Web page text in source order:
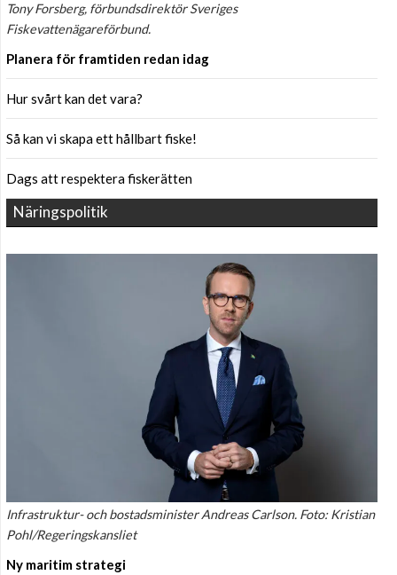
Tony Forsberg, förbundsdirektör Sveriges
Fiskevattenägareförbund.
Planera för framtiden redan idag
Hur svårt kan det vara?
Så kan vi skapa ett hållbart fiske!
Dags att respektera fiskerätten
Näringspolitik
Infrastruktur- och bostadsminister Andreas Carlson. Foto: Kristian
Pohl/Regeringskansliet
Ny maritim strategi